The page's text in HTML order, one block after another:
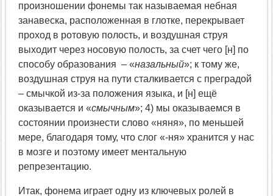
произношении фонемы так называемая небная
занавеска, расположенная в глотке, перекрывает
проход в ротовую полость, и воздушная струя
выходит через носовую полость, за счет чего [н] по
способу образования – «назальный»; к тому же,
воздушная струя на пути сталкивается с преградой
– смычкой из-за положения языка, и [н] ещё
оказывается и «смычным»; 4) мы оказываемся в
состоянии произнести слово «няня», по меньшей
мере, благодаря тому, что слог «-ня» хранится у нас
в мозге и поэтому имеет ментальную
репрезентацию.
Итак, фонема играет одну из ключевых ролей в